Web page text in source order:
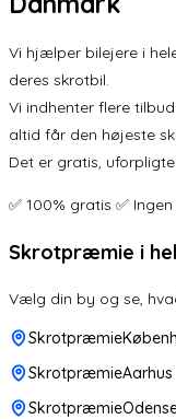
Vi hjælper bilejere i
deres skrotbil.
Vi indhenter flere
altid får den højeste
Det er gratis,
✅ 100% gratis ✅
Skrotpræmie i
Vælg din by og se,
SkrotpræmieAarhus